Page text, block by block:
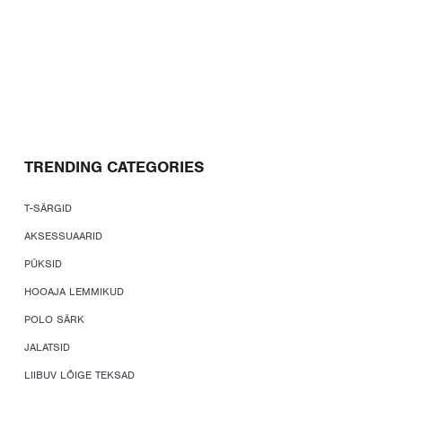
TRENDING CATEGORIES
T-SÄRGID
AKSESSUAARID
PÜKSID
HOOAJA LEMMIKUD
POLO SÄRK
JALATSID
LIIBUV LÕIGE TEKSAD